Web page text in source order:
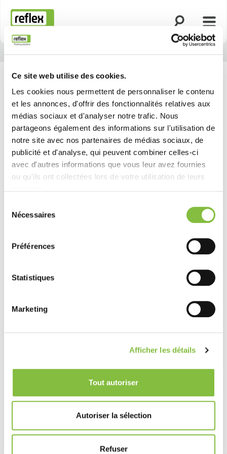
Ce site web utilise des cookies.
Les cookies nous permettent de personnaliser le contenu
et les annonces, d'offrir des fonctionnalités relatives aux
médias sociaux et d'analyser notre trafic. Nous
partageons également des informations sur l'utilisation de
notre site avec nos partenaires de médias sociaux, de
publicité et d'analyse, qui peuvent combiner celles-ci
avec d'autres informations que vous leur avez fournies
ou qu'ils ont collectées lors de votre utilisation de leurs
Nécessaires
Préférences
Statistiques
Marketing
Afficher les détails
Tout autoriser
Autoriser la sélection
Refuser
Page d’accueil
Ouvrir la